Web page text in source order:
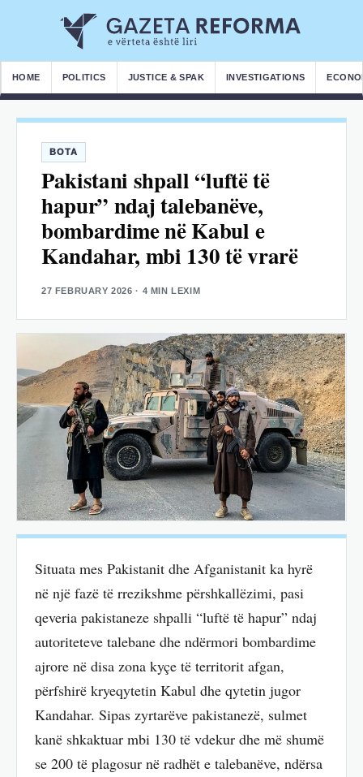
HOME POLITICS JUSTICE & SPAK INVESTIGATIONS
BOTA
Pakistani shpall “luftë të
hapur” ndaj talebanëve,
bombardime në Kabul e
Kandahar, mbi 130 të vrarë
27 FEBRUARY 2026 · 4 MIN LEXIM
Situata mes Pakistanit dhe Afganistanit ka hyrë
në një fazë të rrezikshme përshkallëzimi, pasi
qeveria pakistaneze shpalli “luftë të hapur” ndaj
autoriteteve talebane dhe ndërmori bombardime
ajrore në disa zona kyçe të territorit afgan,
përfshirë kryeqytetin Kabul dhe qytetin jugor
Kandahar. Sipas zyrtarëve pakistanezë, sulmet
kanë shkaktuar mbi 130 të vdekur dhe më shumë
se 200 të plagosur në radhët e talebanëve, ndërsa